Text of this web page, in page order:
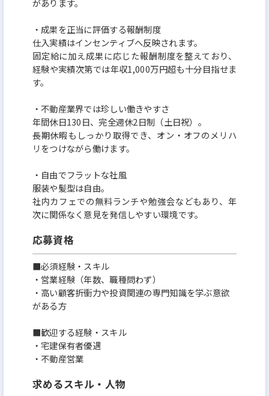
があります。
・成果を正当に評価する報酬制度
仕入実績はインセンティブへ反映されます。
固定給に加え成果に応じた報酬制度を整えており、
経験や実績次第では年収1,000万円超も十分目指せま
す。
・不動産業界では珍しい働きやすさ
年間休日130日、完全週休2日制（土日祝）。
長期休暇もしっかり取得でき、オン・オフのメリハ
リをつけながら働けます。
・自由でフラットな社風
服装や髪型は自由。
社内カフェでの無料ランチや勉強会などもあり、年
次に関係なく意見を発信しやすい環境です。
応募資格
■必須経験・スキル
・営業経験（年数、職種問わず）
・高い顧客折衝力や投資関連の専門知識を学ぶ意欲
がある方
■歓迎する経験・スキル
・宅建保有者優遇
・不動産営業
求めるスキル・人物